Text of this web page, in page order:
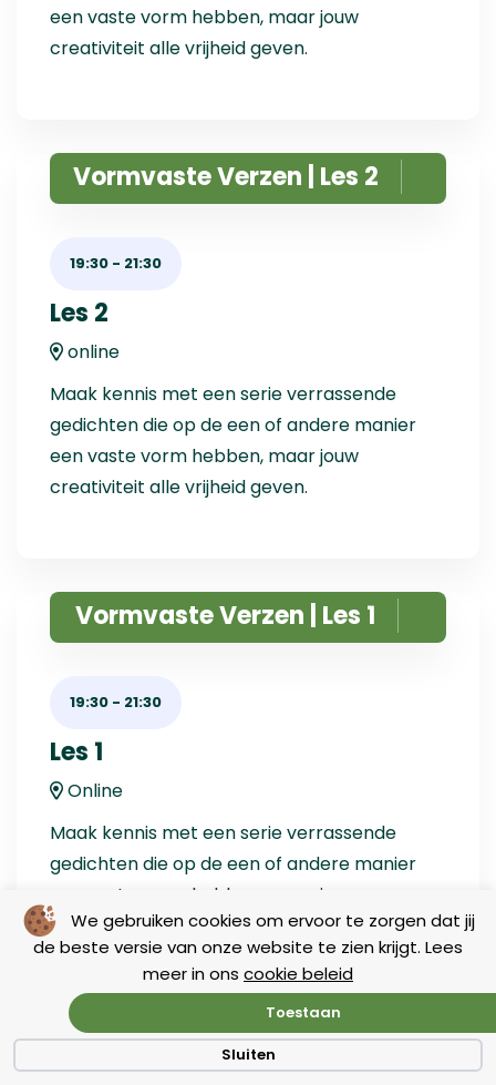
We gebruiken cookies om ervoor te zorgen dat jij
de beste versie van onze website te zien krijgt. Lees
meer in ons cookie beleid
Toestaan
Sluiten
een vaste vorm hebben, maar jouw
creativiteit alle vrijheid geven.
Vormvaste Verzen | Les 2
19:30 - 21:30
Les 2
online
Maak kennis met een serie verrassende
gedichten die op de een of andere manier
een vaste vorm hebben, maar jouw
creativiteit alle vrijheid geven.
Vormvaste Verzen | Les 1
19:30 - 21:30
Les 1
Online
Maak kennis met een serie verrassende
gedichten die op de een of andere manier
een vaste vorm hebben, maar jouw
creativiteit alle vrijheid geven.
Schrijven als Kopland